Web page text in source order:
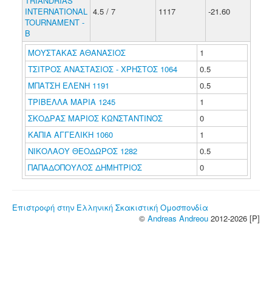
INTERNATIONAL
TOURNAMENT -
B
4.5 / 7 1117 -21.60
ΜΟΥΣΤΑΚΑΣ ΑΘΑΝΑΣΙΟΣ
1
ΤΣΙΤΡΟΣ ΑΝΑΣΤΑΣΙΟΣ - ΧΡΗΣΤΟΣ 1064
0.5
ΜΠΑΤΣΗ ΕΛΕΝΗ 1191
0.5
ΤΡΙΒΕΛΛΑ ΜΑΡΙΑ 1245
1
ΣΚΟΔΡΑΣ ΜΑΡΙΟΣ ΚΩΝΣΤΑΝΤΙΝΟΣ
0
ΚΑΠΙΑ ΑΓΓΕΛΙΚΗ 1060
1
ΝΙΚΟΛΑΟΥ ΘΕΟΔΩΡΟΣ 1282
0.5
ΠΑΠΑΔΟΠΟΥΛΟΣ ΔΗΜΗΤΡΙΟΣ
0
Επιστροφή στην Ελληνική Σκακιστική Ομοσπονδία
© Andreas Andreou 2012-2026 [P]